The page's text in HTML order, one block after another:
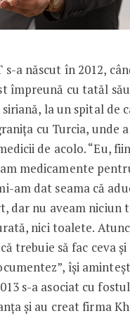
s-a născut în 2012,
împreună cu tatăl
la un spital de
cu Turcia, unde
de acolo. “Eu,
medicamente
am dat seama că
dar nu aveam
nici toalete.
trebuie să fac ceva și
își
s-a asociat cu
și au creat firma